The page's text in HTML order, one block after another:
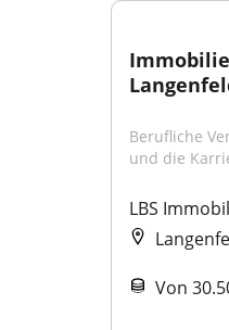
Berufliche
und die
LBS
Von